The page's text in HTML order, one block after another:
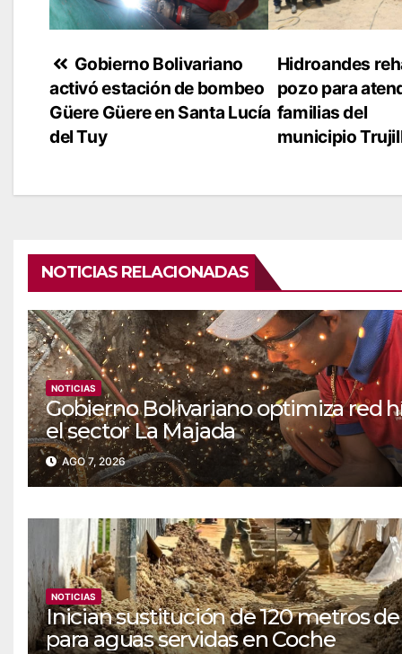
Navegación
de
entradas
Hidroandes
pozo para
familias del
municipio
Gobierno Bolivariano
activó estación de bombeo
Güere Güere en Santa Lucía
del Tuy
NOTICIAS RELACIONADAS
NOTICIAS
Gobierno Bolivariano optimiza red
el sector La Majada
AGO 7, 2026
NOTICIAS
Inician sustitución de 120 metros
para aguas servidas en Coche